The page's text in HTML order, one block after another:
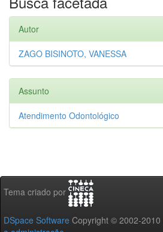
Autor
ZAGO BISINOTO, VANESSA
Assunto
Atendimento Odontológico
Tema criado por
DSpace Software Copyright © 2002-2010